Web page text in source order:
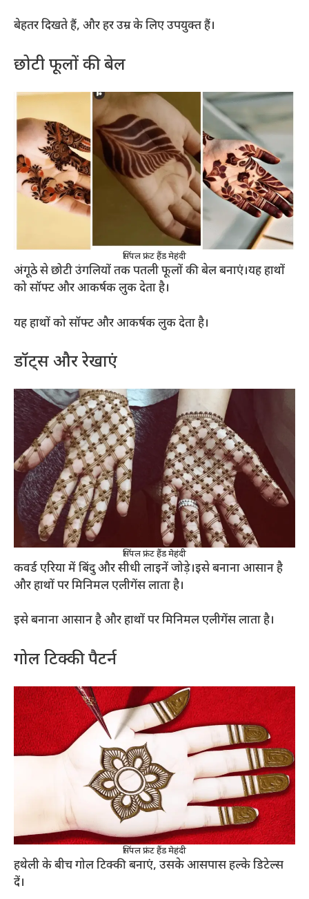
बेहतर दिखते हैं, और हर उम्र के लिए उपयुक्त हैं।
छोटी फूलों की बेल
सिंपल फ्रंट हैंड मेहंदी
अंगूठे से छोटी उंगलियों तक पतली फूलों की बेल बनाएं।यह हाथों
को सॉफ्ट और आकर्षक लुक देता है।
यह हाथों को सॉफ्ट और आकर्षक लुक देता है।
डॉट्स और रेखाएं
सिंपल फ्रंट हैंड मेहंदी
कवर्ड एरिया में बिंदु और सीधी लाइनें जोड़े।इसे बनाना आसान है
और हाथों पर मिनिमल एलीगेंस लाता है।
इसे बनाना आसान है और हाथों पर मिनिमल एलीगेंस लाता है।
गोल टिक्की पैटर्न
सिंपल फ्रंट हैंड मेहंदी
हथेली के बीच गोल टिक्की बनाएं, उसके आसपास हल्के डिटेल्स
दें।